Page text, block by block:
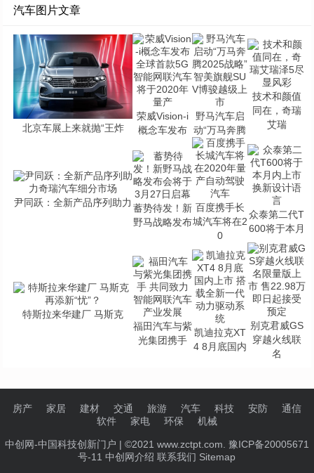
汽车图片文章
北京车展上来就抛“王炸
荣威Vision-i
概念车发布
野马汽车启
动“万马奔腾
技术和颜值
同在，奇瑞
艾瑞
尹同跃：全新产品序列助力 蓄势待发！新
野马战略发布
百度携手长
城汽车将在2
0
众泰第二代T
600将于本月
特斯拉来华建厂 马斯克
福田汽车与紫
光集团携手
凯迪拉克XT
4 8月底国内
别克君威GS
穿越火线联
名
房产 家居 建材 交通 旅游 汽车 科技 安防
通信
软件
家电 环保 机械
中创网-中国科技创新门户 | ©2021 www.zctpt.com. 豫ICP备20005671
号-11中创网介绍 联系我们 Sitemap